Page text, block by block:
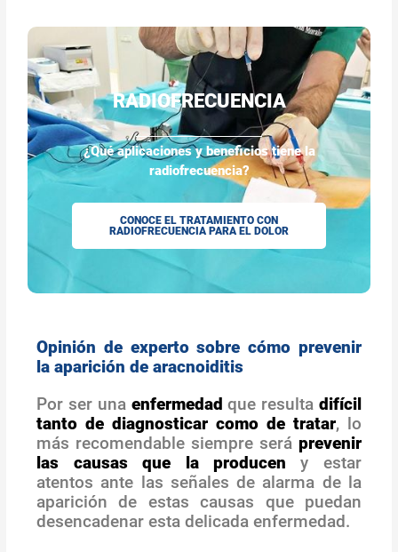
RADIOFRECUENCIA
¿Qué aplicaciones y beneficios tiene la
radiofrecuencia?
CONOCE EL TRATAMIENTO CON
RADIOFRECUENCIA PARA EL DOLOR
Opinión de experto sobre cómo prevenir
la aparición de aracnoiditis
Por ser una enfermedadque resulta difícil
tanto de diagnosticar como de tratar, lo
más recomendable siempre será prevenir
las causas que la producen y estar
atentos ante las señales de alarma de la
aparición de estas causas que puedan
desencadenar esta delicada enfermedad.